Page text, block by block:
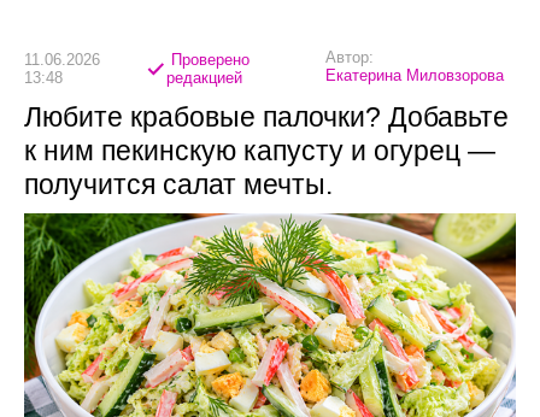
11.06.2026
13:48
Проверено
редакцией
Автор:
Екатерина Миловзорова
Любите крабовые палочки? Добавьте
к ним пекинскую капусту и огурец —
получится салат мечты.